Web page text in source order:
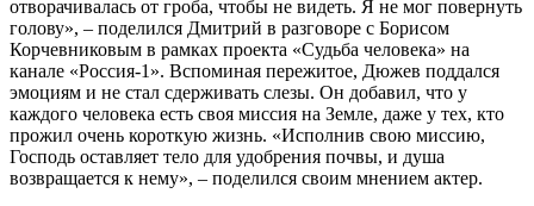
отворачивалась от гроба, чтобы не видеть. Я не мог повернуть
голову», – поделился Дмитрий в разговоре с Борисом
Корчевниковым в рамках проекта «Судьба человека» на
канале «Россия-1». Вспоминая пережитое, Дюжев поддался
эмоциям и не стал сдерживать слезы. Он добавил, что у
каждого человека есть своя миссия на Земле, даже у тех, кто
прожил очень короткую жизнь. «Исполнив свою миссию,
Господь оставляет тело для удобрения почвы, и душа
возвращается к нему», – поделился своим мнением актер.